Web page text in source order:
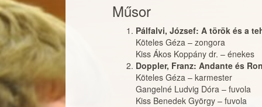
Műsor
Pálfalvi, József: A török és a
Köteles Géza – zongora
Kiss Ákos Koppány dr. – énekes
Doppler, Franz: Andante és
Köteles Géza – karmester
Gangelné Ludvig Dóra – fuvola
Kiss Benedek György – fuvola